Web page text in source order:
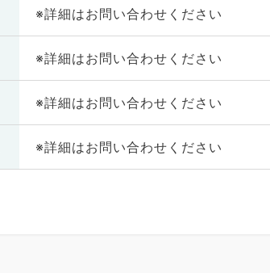
※詳細はお問い合わせください
※詳細はお問い合わせください
※詳細はお問い合わせください
※詳細はお問い合わせください